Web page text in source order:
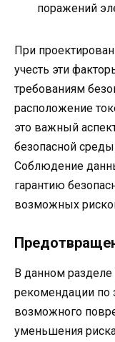
поражений
При
учесть эти
требованиям
расположение
это важный
безопасной
Соблюдение
гарантию
возможных
В данном
рекомендации по
возможного
уменьшения